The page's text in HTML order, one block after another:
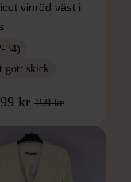
vinröd väst i
34)
gott skick
99 kr 199 kr